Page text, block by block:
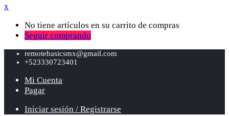
x
No tiene artículos en su carrito de compras
Seguir comprando
remotebasicsmx@gmail.com
+523330723401
Mi Cuenta
Pagar
Iniciar sesión / Registrarse